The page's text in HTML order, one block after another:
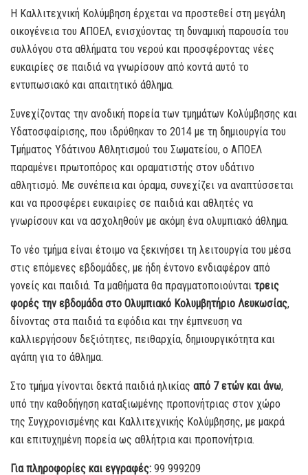
Η Καλλιτεχνική Κολύμβηση έρχεται να προστεθεί στη μεγάλη
οικογένεια του ΑΠΟΕΛ, ενισχύοντας τη δυναμική παρουσία του
συλλόγου στα αθλήματα του νερού και προσφέροντας νέες
ευκαιρίες σε παιδιά να γνωρίσουν από κοντά αυτό το
εντυπωσιακό και απαιτητικό άθλημα.
Συνεχίζοντας την ανοδική πορεία των τμημάτων Κολύμβησης και
Υδατοσφαίρισης, που ιδρύθηκαν το 2014 με τη δημιουργία του
Τμήματος Υδάτινου Αθλητισμού του Σωματείου, ο ΑΠΟΕΛ
παραμένει πρωτοπόρος και οραματιστής στον υδάτινο
αθλητισμό. Με συνέπεια και όραμα, συνεχίζει να αναπτύσσεται
και να προσφέρει ευκαιρίες σε παιδιά και αθλητές να
γνωρίσουν και να ασχοληθούν με ακόμη ένα ολυμπιακό άθλημα.
Το νέο τμήμα είναι έτοιμο να ξεκινήσει τη λειτουργία του μέσα
στις επόμενες εβδομάδες, με ήδη έντονο ενδιαφέρον από
γονείς και παιδιά. Τα μαθήματα θα πραγματοποιούνται τρεις
φορές την εβδομάδα στο Ολυμπιακό Κολυμβητήριο Λευκωσίας,
δίνοντας στα παιδιά τα εφόδια και την έμπνευση να
καλλιεργήσουν δεξιότητες, πειθαρχία, δημιουργικότητα και
αγάπη για το άθλημα.
Στο τμήμα γίνονται δεκτά παιδιά ηλικίας από 7 ετών και άνω,
υπό την καθοδήγηση καταξιωμένης προπονήτριας στον χώρο
της Συγχρονισμένης και Καλλιτεχνικής Κολύμβησης, με μακρά
και επιτυχημένη πορεία ως αθλήτρια και προπονήτρια.
Για πληροφορίες και εγγραφές: 99 999209